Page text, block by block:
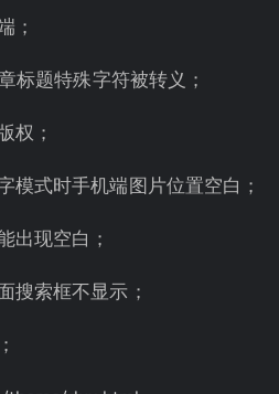
；
标题特殊字符被转义；
权；
模式时手机端图片位置空白；
出现空白；
搜索框不显示；